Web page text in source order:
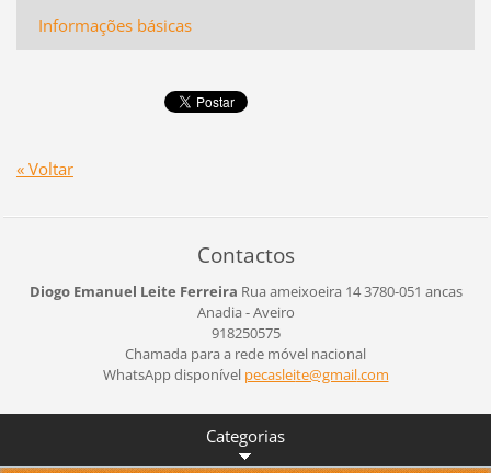
Informações básicas
« Voltar
Contactos
Diogo Emanuel Leite Ferreira Rua ameixoeira 143780-051 ancas
Anadia - Aveiro
918250575
Chamada para a rede móvel nacional
WhatsApp disponível pecasleite@gmail.com
Categorias